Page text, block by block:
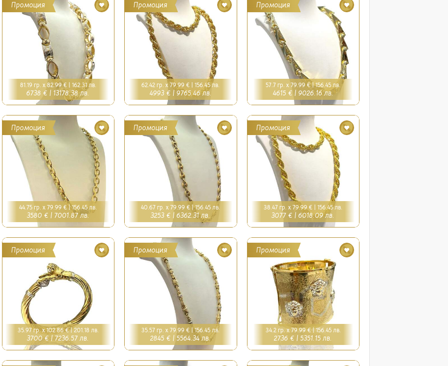
Промоция
81.19 гр. x 82.99 € | 162.31 лв.
6738 € |13178.38 лв.
Промоция
62.42 гр. x 79.99 € |156.45 лв.
4993 € | 9765.46 лв.
Промоция
57.7 гр. x 79.99 € |156.45 лв.
4615 € | 9026.16 лв.
Промоция
44.75 гр. x 79.99 € |156.45 лв.
3580 € | 7001.87 лв.
Промоция
40.67 гр. x 79.99 € |156.45 лв.
3253 € |6362.31 лв.
Промоция
38.47 гр. x 79.99 € |156.45 лв.
3077 € |6018.09 лв.
Промоция
35.97 гр. x 102.86 € |201.18 лв.
3700 € |7236.57 лв.
Промоция
35.57 гр. x 79.99 € |156.45 лв.
2845 € |5564.34 лв.
Промоция
34.2 гр. x 79.99 € |156.45 лв.
2736 € |5351.15 лв.